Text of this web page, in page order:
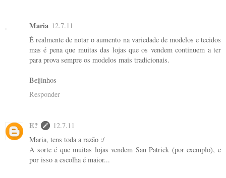
Maria 12.7.11
É realmente de notar o aumento na variedade de modelos e tecidos
mas é pena que muitas das lojas que os vendem continuem a ter
para prova sempre os modelos mais tradicionais.
Beijinhos
Responder
E?
12.7.11
Maria, tens toda a razão :/
A sorte é que muitas lojas vendem San Patrick (por exemplo), e
por isso a escolha é maior...